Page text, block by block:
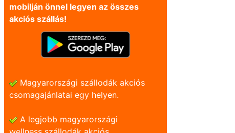
mobilján önnel legyen az összes
akciós szállás!
Magyarországi szállodák akciós
csomagajánlatai egy helyen.
A legjobb magyarországi